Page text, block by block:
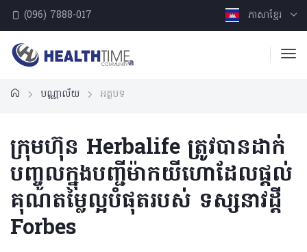
(096) 7888-017 ភាសាខ្មែរ
បណ្ណាល័យ អត្ថបទ
ក្រុមហ៊ុន Herbalife ត្រូវ​បាន​ដាក់​
បញ្ចូល​ក្នុង​បញ្ជី​ម៉ាក​យីហោ​ដែលផ្តល់
គុណតម្លៃល្អ​បំផុតរបស់ ​ទស្សនាវដ្ដី
Forbes